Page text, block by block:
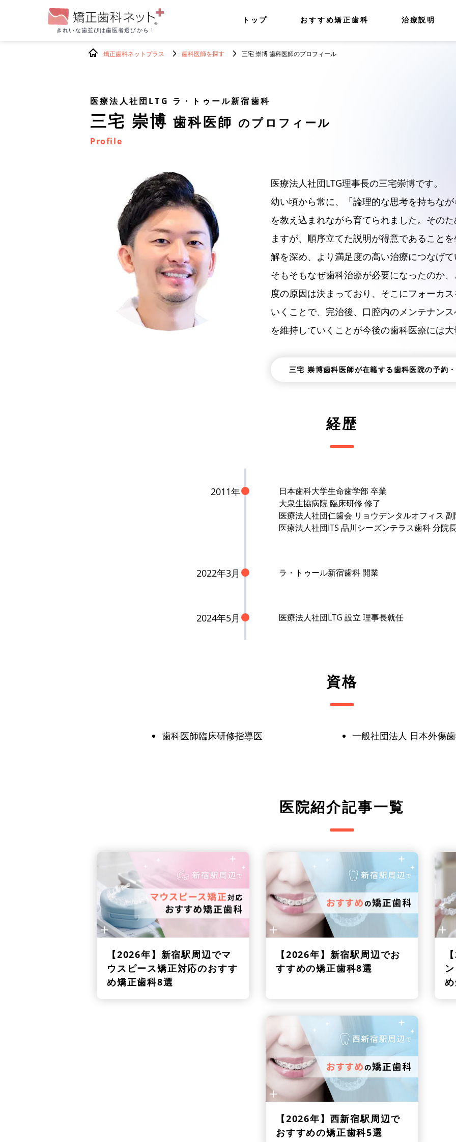
きれいな歯並びは歯医者選びから！
トップ おすすめ矯正歯科 治療説明
矯正歯科ネットプラス 歯科医師を探す 三宅 崇博 歯科医師のプロフィール
医療法人社団LTG ラ・トゥール新宿歯科
三宅 崇博歯科医師 のプロフィール
Profile
医療法人社団LTG理事長の三宅崇博です。
幼い頃から常に、「論理的な思考を持ちな
を教え込まれながら育てられました。その
ますが、順序立てた説明が得意であること
解を深め、より満足度の高い治療につなげ
そもそもなぜ歯科治療が必要になったのか
度の原因は決まっており、そこにフォーカ
いくことで、完治後、口腔内のメンテナン
を維持していくことが今後の歯科医療には
三宅 崇博歯科医師が在籍する歯科医院の予約
経歴
2011年
日本歯科大学生命歯学部 卒業
大泉生協病院 臨床研修 修了
医療法人社団仁歯会 リョウデンタルオフィス
医療法人社団ITS 品川シーズンテラス歯科 分院
2022年3月 ラ・トゥール新宿歯科 開業
2024年5月 医療法人社団LTG 設立 理事長就任
資格
歯科医師臨床研修指導医 一般社団法人 日本外傷
医院紹介記事一覧
【2026年】 新宿駅周辺でマ
ウスピース矯正対応のおすす
め矯正歯科8選
【2026年】 新宿駅周辺でお
すすめの矯正歯科8選
【2026年】 西新宿駅周辺で
おすすめの矯正歯科5選